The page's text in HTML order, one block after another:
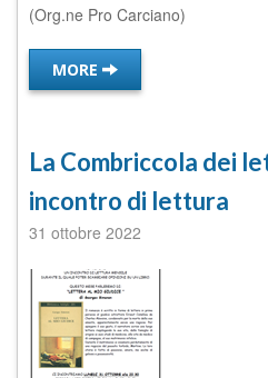
(Org.ne Pro Carciano)
MORE
La Combriccola dei
incontro di lettura
31 ottobre 2022